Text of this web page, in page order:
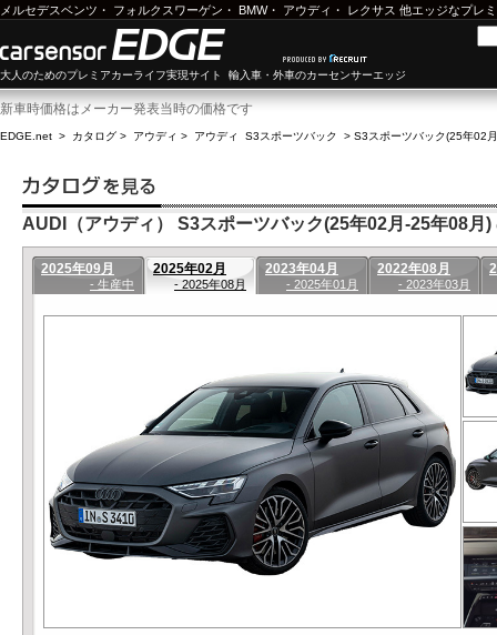
メルセデスベンツ ・ フォルクスワーゲン ・ BMW・ アウディ ・ レクサス 他エッジなプレ
大人のためのプレミアカーライフ実現サイト 輸入車・外車のカーセンサーエッジ
新車時価格はメーカー発表当時の価格です
EDGE.net > カタログ > アウディ > アウディ S3スポーツバック > S3スポーツバック(25年02
AUDI（アウディ） S3スポーツバック(25年02月-25年08月)
2025年09月
- 生産中
2025年02月
- 2025年08月
2023年04月
- 2025年01月
2022年08月
- 2023年03月